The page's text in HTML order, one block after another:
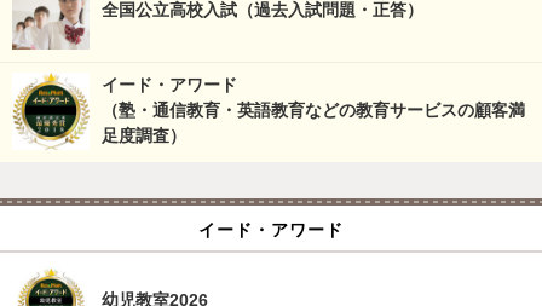
全国公立高校入試（過去入試問題・正答）
イード・アワード
（塾・通信教育・英語教育などの教育サービスの顧客満
足度調査）
イード・アワード
幼児教室2026